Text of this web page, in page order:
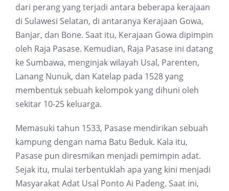
dari perang yang terjadi antara beberapa kerajaan
di Sulawesi Selatan, di antaranya Kerajaan Gowa,
Banjar, dan Bone. Saat itu, Kerajaan Gowa dipimpin
oleh Raja Pasase. Kemudian, Raja Pasase ini datang
ke Sumbawa, menginjak wilayah Usal, Parenten,
Lanang Nunuk, dan Katelap pada 1528 yang
membentuk sebuah kelompok yang dihuni oleh
sekitar 10-25 keluarga.
Memasuki tahun 1533, Pasase mendirikan sebuah
kampung dengan nama Batu Beduk. Kala itu,
Pasase pun diresmikan menjadi pemimpin adat.
Sejak itu, mulai terbentuklah apa yang kini menjadi
Masyarakat Adat Usal Ponto Ai Padeng. Saat ini,